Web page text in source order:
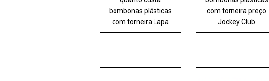
bombonas plásticas
com torneira Lapa
com torneira preço
Jockey Club